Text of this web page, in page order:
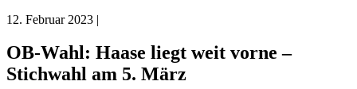
12. Februar 2023 |
OB-Wahl: Haase liegt weit vorne –
Stichwahl am 5. März